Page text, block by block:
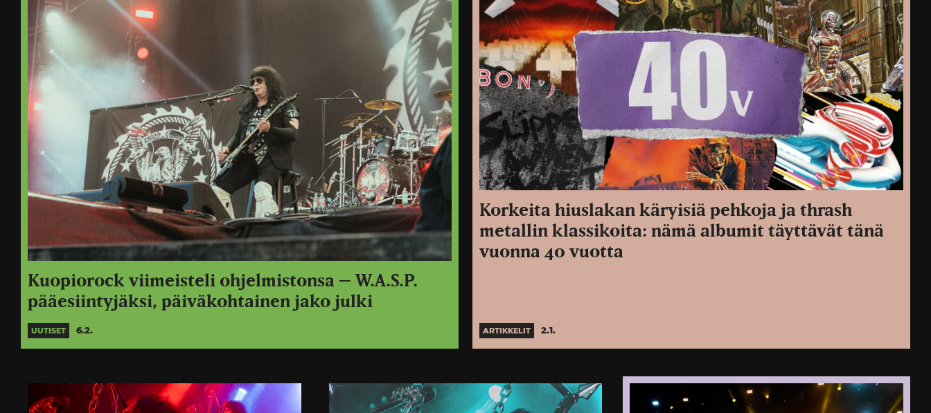
Kuopiorock viimeisteli ohjelmistonsa – W.A.S.P.
pääesiintyjäksi, päiväkohtainen jako julki
UUTISET 6.2.
Korkeita hiuslakan käryisiä pehkoja ja thrash
metallin klassikoita: nämä albumit täyttävät tänä
vuonna 40 vuotta
ARTIKKELIT 2.1.